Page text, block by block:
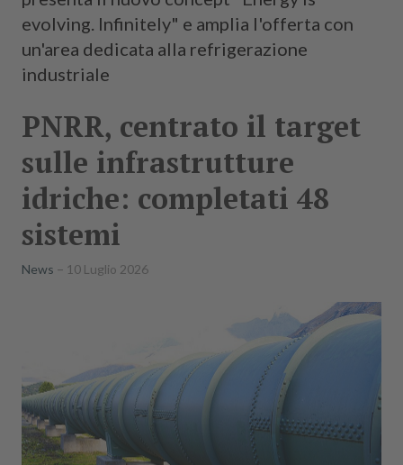
evolving. Infinitely" e amplia l'offerta con
un'area dedicata alla refrigerazione
industriale
PNRR, centrato il target
sulle infrastrutture
idriche: completati 48
sistemi
News 10 Luglio 2026